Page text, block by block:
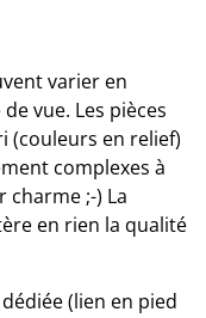
varier en
vue. Les pièces
(couleurs en relief)
complexes à
;-) La
en rien la qualité
(lien en pied